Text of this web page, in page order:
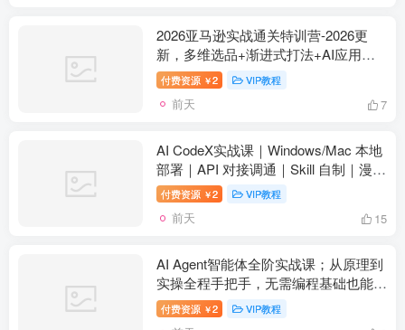
2026亚马逊实战通关特训营-2026更
新，多维选品+渐进式打法+AI应用，
从0到1打造盈利店铺
付费资源 ￥2 VIP教程
前天 7
AI CodeX实战课｜Windows/Mac 本地
部署｜API 对接调通｜Skill 自制｜漫剧
剪辑｜网站 VR 项目｜AI项目落地全教
程
付费资源 ￥2 VIP教程
前天 15
AI Agent智能体全阶实战课；从原理到
实操全程手把手，无需编程基础也能搭
建自动运行的智能体
付费资源 ￥2 VIP教程